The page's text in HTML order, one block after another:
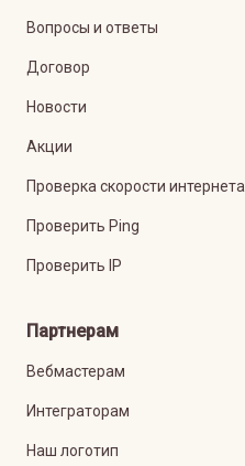
Вопросы и ответы
Договор
Новости
Акции
Проверка скорости интернета
Проверить Ping
Проверить IP
Партнерам
Вебмастерам
Интеграторам
Наш логотип